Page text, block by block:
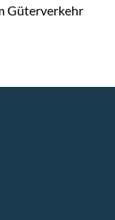
Güterverkehr